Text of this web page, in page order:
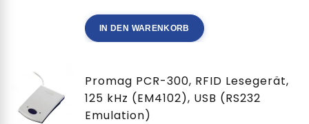
IN DEN WARENKORB
Promag PCR-300, RFID Lesegerät,
125 kHz (EM4102), USB (RS232
Emulation)